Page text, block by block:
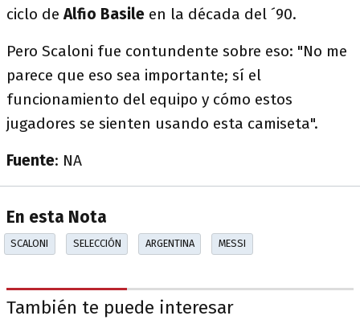
ciclo deAlfio Basile en la década del ´90.
Pero Scaloni fue contundente sobre eso: "No me
parece que eso sea importante; sí el
funcionamiento del equipo y cómo estos
jugadores se sienten usando esta camiseta".
Fuente: NA
En esta Nota
SCALONI SELECCIÓN ARGENTINA MESSI
También te puede interesar